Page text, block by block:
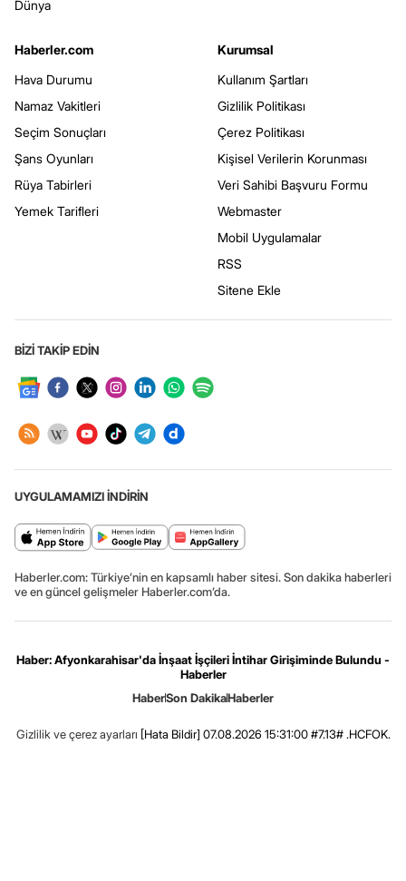
Dünya
Haberler.com
Hava Durumu
Namaz Vakitleri
Seçim Sonuçları
Şans Oyunları
Rüya Tabirleri
Yemek Tarifleri
Kurumsal
Kullanım Şartları
Gizlilik Politikası
Çerez Politikası
Kişisel Verilerin Korunması
Veri Sahibi Başvuru Formu
Webmaster
Mobil Uygulamalar
RSS
Sitene Ekle
BİZİ TAKİP EDİN
UYGULAMAMIZI İNDİRİN
Haberler.com: Türkiye’nin en kapsamlı haber sitesi. Son dakika haberleri
ve en güncel gelişmeler Haberler.com’da.
Haber: Afyonkarahisar'da İnşaat İşçileri İntihar Girişiminde Bulundu -
Haberler
HaberSon DakikaHaberler
Gizlilik ve çerez ayarları [Hata Bildir] 07.08.2026 15:31:00 #7.13# .HCFOK.